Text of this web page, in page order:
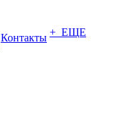
Контакты + ЕЩЕ